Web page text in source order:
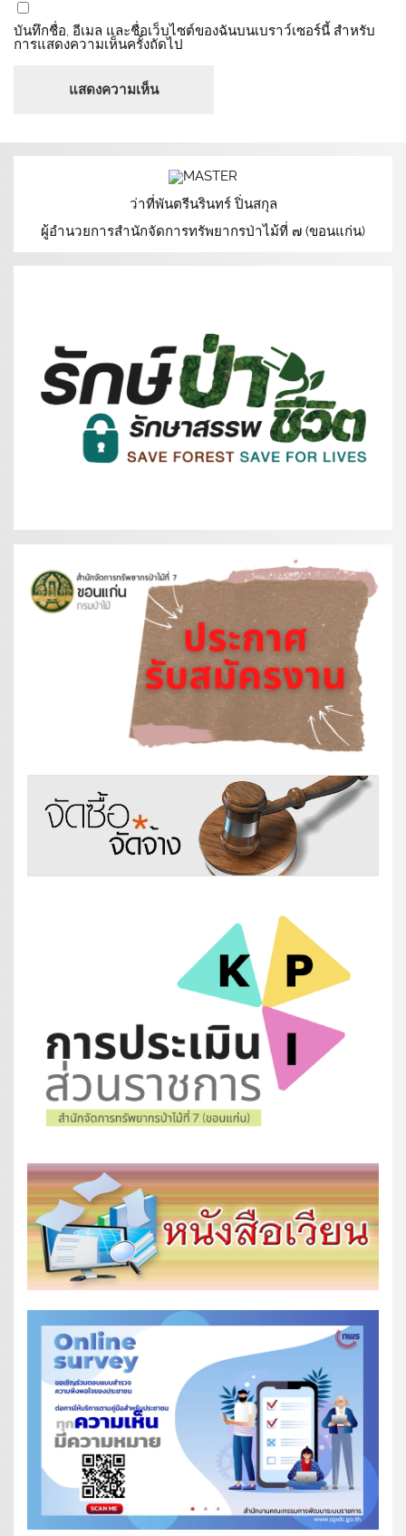
บันทึกชื่อ, อีเมล และชื่อเว็บไซต์ของฉันบนเบราว์เซอร์นี้ สำหรับ
การแสดงความเห็นครั้งถัดไป
ว่าที่พันตรีนรินทร์ ปิ่นสกุล
ผู้อำนวยการสำนักจัดการทรัพยากรป่าไม้ที่ ๗ (ขอนแก่น)